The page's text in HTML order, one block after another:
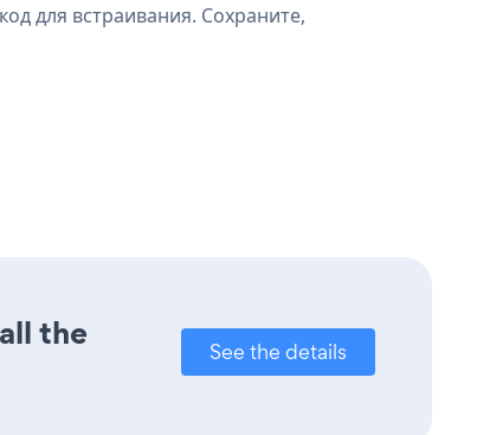
для встраивания. Сохраните,
the
See the details